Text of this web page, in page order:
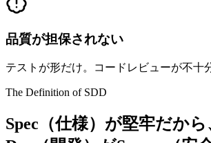
品質が担保されない
テストが形だけ。コードレビューが不十
The Definition of SDD
Spec（仕様） が堅牢だから